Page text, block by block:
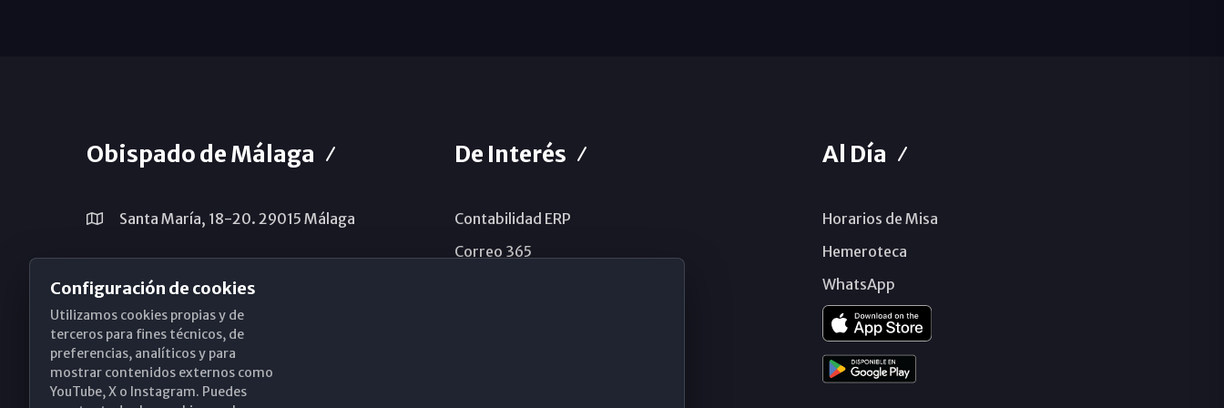
Obispado de Málaga
Santa María, 18-20. 29015 Málaga
(+34) 952 224 386
obispado@diocesismalaga.es
De Interés
Contabilidad ERP
Correo 365
Al Día
Horarios de Misa
Hemeroteca
WhatsApp
Configuración de cookies
Utilizamos cookies propias y de
terceros para fines técnicos, de
preferencias, analíticos y para
mostrar contenidos externos como
YouTube, X o Instagram. Puedes